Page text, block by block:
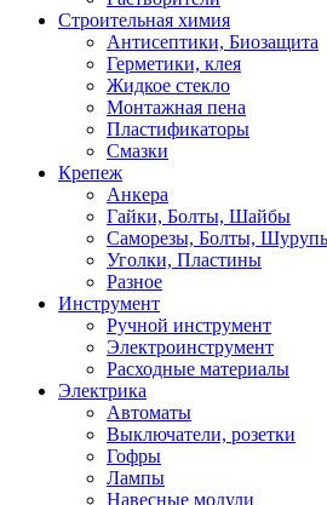
Строительная химия
Антисептики, Биозащита
Герметики, клея
Жидкое стекло
Монтажная пена
Пластификаторы
Смазки
Крепеж
Анкера
Гайки, Болты, Шайбы
Саморезы, Болты,
Уголки, Пластины
Разное
Инструмент
Ручной инструмент
Электроинструмент
Расходные материалы
Электрика
Автоматы
Выключатели, розетки
Гофры
Лампы
Навесные модули